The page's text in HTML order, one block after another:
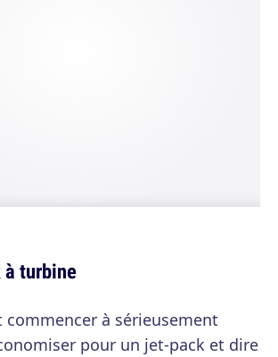
turbine
commencer à sérieusement
pour un jet-pack et dire